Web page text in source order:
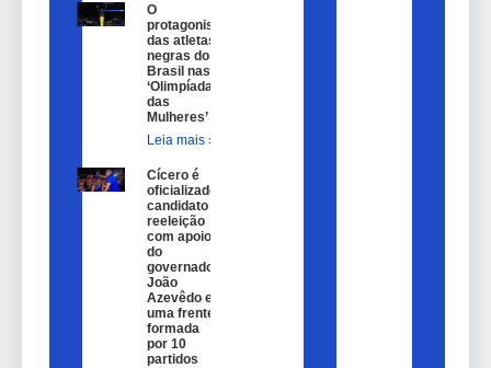
O
protagonismo
das atletas
negras do
Brasil nas
‘Olimpíadas
das
Mulheres’
Leia mais »
Cícero é
oficializado
candidato a
reeleição
com apoio
do
governador
João
Azevêdo e
uma frente
formada
por 10
partidos